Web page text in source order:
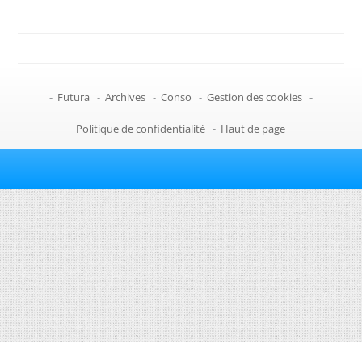
- Futura - Archives - Conso - Gestion des cookies -
Politique de confidentialité - Haut de page